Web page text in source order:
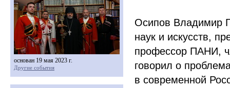
Осипов Владимир
наук и искусств,
профессор ПАНИ,
говорил о
в современной
основан 19 мая 2023 г.
Другие события